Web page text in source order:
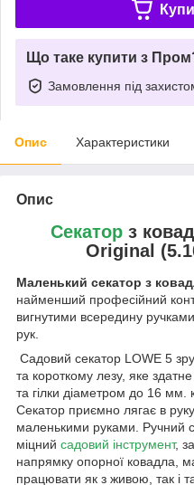
Що таке купити з
Замовлення під
Опис Характеристики
Опис
Секатор з
Original
Маленький секатор з
найменший професійний
вигнутими всередину
рук.
Садовий секатор LOWE 5
та короткому лезу, яке
та гілки діаметром до 16 мм.
Секатор приємно лягає в
маленькими руками. Ручний
міцний садовий інструмент,
напрямку опорної ковадла,
працювати як з живою, так і